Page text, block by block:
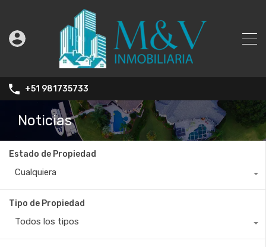
+51 981735733
Noticias
Estado de Propiedad
Cualquiera
Tipo de Propiedad
Todos los tipos